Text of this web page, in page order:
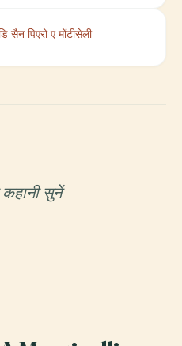
सैन पिएरो ए मोंटीसेली
कहानी सुनें